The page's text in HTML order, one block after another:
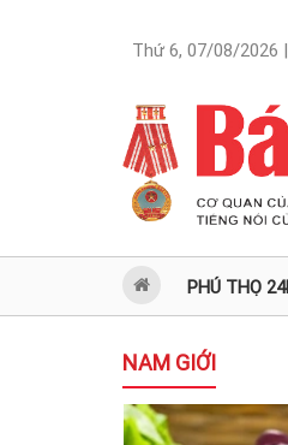
Thứ 6, 07/08/2026
PHÚ THỌ
NAM GIỚI